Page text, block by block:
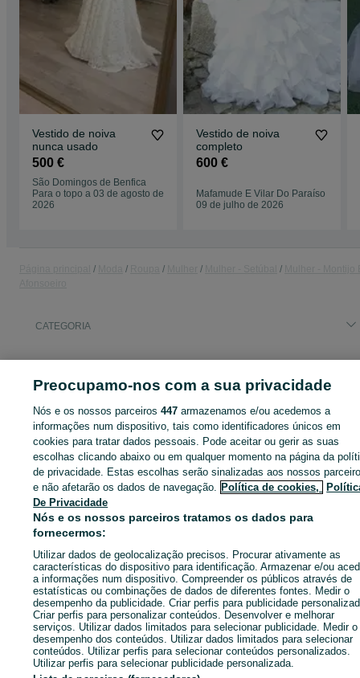
Vestido de noiva
nunca usado
500 €
São Domingos de Benfica
Para o topo a 03 de agosto de
2026
Vestido de noiva
completo
600 €
Mafamude E Vilar Do Paraíso
09 de julho de 2026
CATEGORIA
Entra na tua conta OLX ou cria uma nova para contactares
anunciante
Entrar ou criar conta
Ligar / SMS Enviar mensagem
Preocupamo-nos com a sua privacidade
Nós e os nossos parceiros447 armazenamos e/ou acedemos a
informações num dispositivo, tais como identificadores únicos em
cookies para tratar dados pessoais. Pode aceitar ou gerir as suas
escolhas clicando abaixo ou em qualquer momento na página da
de privacidade. Estas escolhas serão sinalizadas aos nossos
e não afetarão os dados de navegação. Política de cookies,
De Privacidade
Nós e os nossos parceiros tratamos os dados para
fornecermos:
Utilizar dados de geolocalização precisos. Procurar ativamente as
características do dispositivo para identificação. Armazenar e/ou
a informações num dispositivo. Compreender os públicos através de
estatísticas ou combinações de dados de diferentes fontes. Medir o
desempenho da publicidade. Criar perfis para publicidade
Criar perfis para personalizar conteúdos. Desenvolver e melhorar
serviços. Utilizar dados limitados para selecionar publicidade. Medir o
desempenho dos conteúdos. Utilizar dados limitados para selecionar
conteúdos. Utilizar perfis para selecionar conteúdos personalizados.
Utilizar perfis para selecionar publicidade personalizada.